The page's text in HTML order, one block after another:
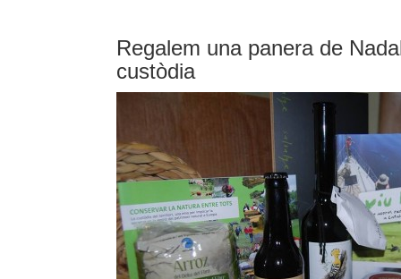
Regalem una panera de
custòdia